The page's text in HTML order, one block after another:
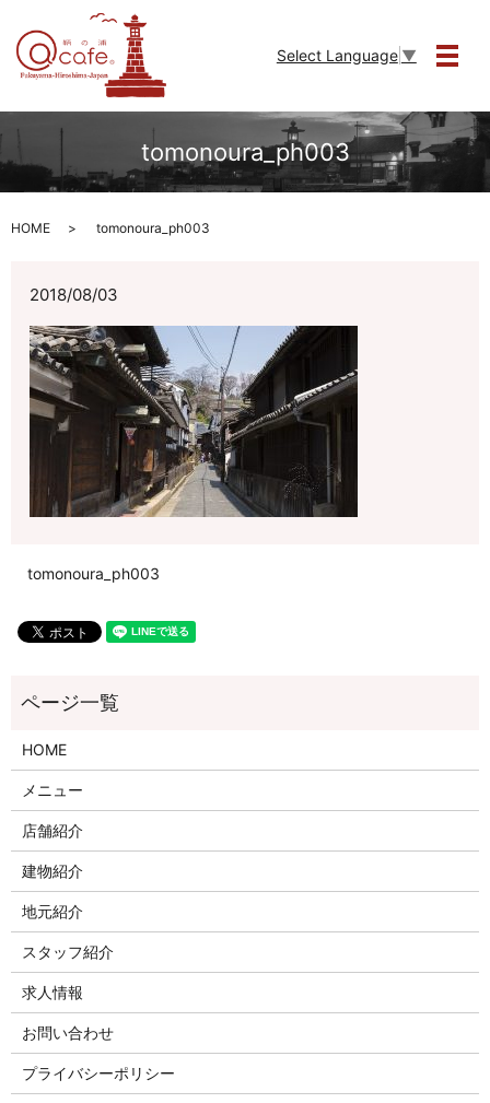
Select Language ▼ メ
tomonoura_ph003
HOME tomonoura_ph003
2018/08/03
tomonoura_ph003
HOME
メニュー
店舗紹介
建物紹介
地元紹介
スタッフ紹介
求人情報
お問い合わせ
プライバシーポリシー